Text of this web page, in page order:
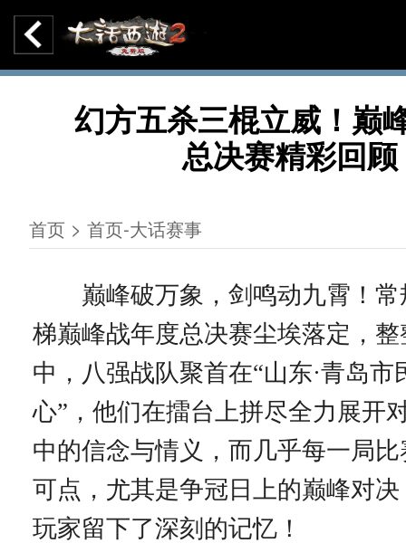
幻方五杀三棍立威！巅
总决赛精彩回顾
首页 > 首页-大话赛事
巅峰破万象，剑鸣动九霄！常
梯巅峰战年度总决赛尘埃落定，
中，八强战队聚首在“山东·青岛市
心”，他们在擂台上拼尽全力展开
中的信念与情义，而几乎每一局
可点，尤其是争冠日上的巅峰对
玩家留下了深刻的记忆！